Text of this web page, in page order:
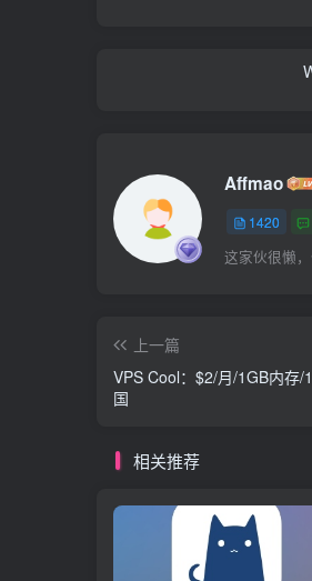
Affmao
1420
这家伙很懒
上一篇
VPS Cool：$2/月/1GB内存
国
相关推荐